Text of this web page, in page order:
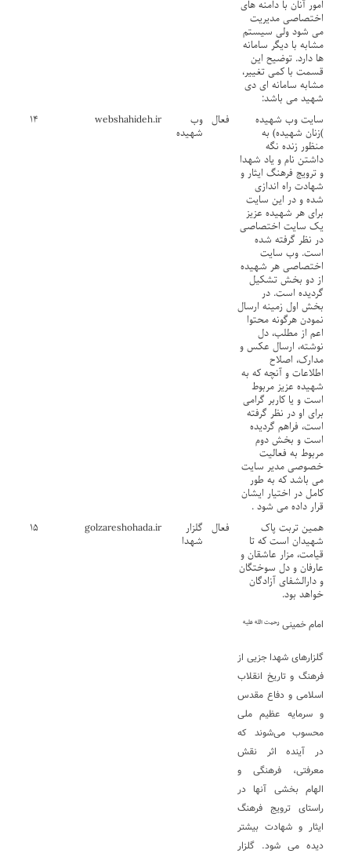
امور آنان با دامنه های
اختصاصی مدیریت
می شود ولی سیستم
مشابه با دیگر سامانه
ها دارد. توضیح این
قسمت با کمی تغییر،
مشابه سامانه ای دی
شهید می باشد:
سایت وب شهیده
)زنان شهیده) به
منظور زنده نگه
داشتن نام و یاد شهدا
و ترویج فرهنگ ایثار و
شهادت راه اندازی
شده و در این سایت
برای هر شهیده عزیز
یک سایت اختصاصی
در نظر گرفته شده
است. وب سایت
اختصاصی هر شهیده
از دو بخش تشکیل
گردیده است. در
بخش اول زمینه ارسال
نمودن هرگونه محتوا
اعم از مطلب، دل
نوشته، ارسال عکس و
مدارک، اصلاح
اطلاعات و آنچه که به
شهیده عزیز مربوط
است و یا کاربر گرامی
برای او در نظر گرفته
است، فراهم گردیده
است و بخش دوم
مربوط به فعالیت
خصوصی مدیر سایت
می باشد که به طور
کامل در اختیار ایشان
قرار داده می شود .
فعال وب
شهیده
webshahideh.ir ۱۴
همین تربت پاک
شهیدان است که تا
قیامت، مزار عاشقان و
عارفان و دل سوختگان
و دارالشفای آزادگان
خواهد بود.
امام خمینی رحمت الله علیه
گلزار‌های شهدا جزیی از
فرهنگ و تاریخ انقلاب
اسلامی و دفاع مقدس
و سرمایه عظیم ملی
محسوب می‌شوند که
در آینده اثر نقش
معرفتی، فرهنگی و
الهام بخشی آنها در
راستای ترویج فرهنگ
ایثار و شهادت بیشتر
دیده می شود. گلزار
فعال گلزار
شهدا
golzareshohada.ir ۱۵